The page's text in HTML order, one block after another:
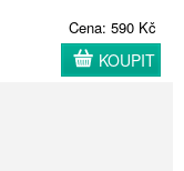
Cena: 590 Kč
KOUPIT